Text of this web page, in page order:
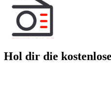
Hol dir die